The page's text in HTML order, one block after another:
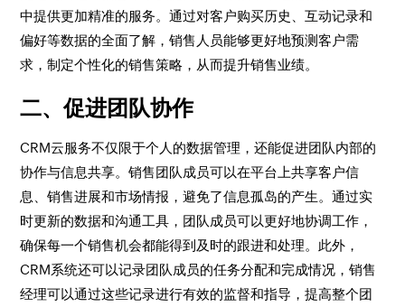
中提供更加精准的服务。通过对客户购买历史、互动记录和
偏好等数据的全面了解，销售人员能够更好地预测客户需
求，制定个性化的销售策略，从而提升销售业绩。
二、促进团队协作
CRM云服务不仅限于个人的数据管理，还能促进团队内部的
协作与信息共享。销售团队成员可以在平台上共享客户信
息、销售进展和市场情报，避免了信息孤岛的产生。通过实
时更新的数据和沟通工具，团队成员可以更好地协调工作，
确保每一个销售机会都能得到及时的跟进和处理。此外，
CRM系统还可以记录团队成员的任务分配和完成情况，销售
经理可以通过这些记录进行有效的监督和指导，提高整个团